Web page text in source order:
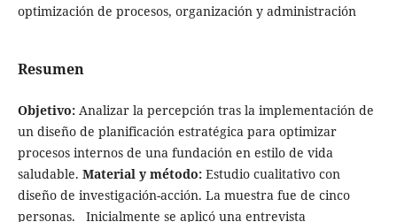
optimización de procesos, organización y administración
Resumen
Objetivo: Analizar la percepción tras la implementación de
un diseño de planificación estratégica para optimizar
procesos internos de una fundación en estilo de vida
saludable. Material y método: Estudio cualitativo con
diseño de investigación-acción. La muestra fue de cinco
personas. Inicialmente se aplicó una entrevista